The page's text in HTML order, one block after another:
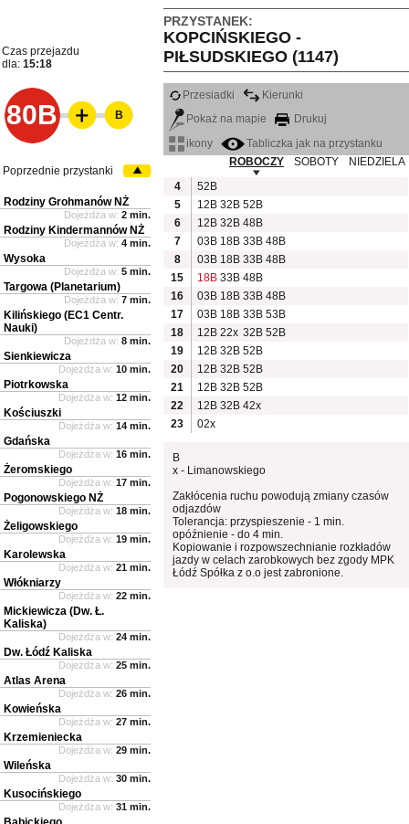
PRZYSTANEK:
KOPCIŃSKIEGO -
PIŁSUDSKIEGO (1147)
Czas przejazdu
dla: 15:18
80B
Przesiadki
Kierunki
Pokaż na mapie
Drukuj
ikony
Tabliczka jak na przystanku
ROBOCZY
SOBOTY
NIEDZIELA
4
52B
5
12B 32B 52B
6
12B 32B 48B
7
03B 18B 33B 48B
8
03B 18B 33B 48B
15
18B 33B 48B
16
03B 18B 33B 48B
17
03B 18B 33B 53B
18
12B 22x 32B 52B
19
12B 32B 52B
20
12B 32B 52B
21
12B 32B 52B
22
12B 32B 42x
23
02x
B
x - Limanowskiego
Zakłócenia ruchu powodują zmiany czasów
odjazdów
Tolerancja: przyspieszenie - 1 min.
opóźnienie - do 4 min.
Kopiowanie i rozpowszechnianie rozkładów
jazdy w celach zarobkowych bez zgody MPK
Łódź Spółka z o.o jest zabronione.
B
Poprzednie przystanki
Rodziny Grohmanów NŻ
Dojeżdża w: 2 min.
Rodziny Kindermannów NŻ
Dojeżdża w: 4 min.
Wysoka
Dojeżdża w: 5 min.
Targowa (Planetarium)
Dojeżdża w: 7 min.
Kilińskiego (EC1 Centr.
Nauki)
Dojeżdża w: 8 min.
Sienkiewicza
Dojeżdża w: 10 min.
Piotrkowska
Dojeżdża w: 12 min.
Kościuszki
Dojeżdża w: 14 min.
Gdańska
Dojeżdża w: 16 min.
Żeromskiego
Dojeżdża w: 17 min.
Pogonowskiego NŻ
Dojeżdża w: 18 min.
Żeligowskiego
Dojeżdża w: 19 min.
Karolewska
Dojeżdża w: 21 min.
Włókniarzy
Dojeżdża w: 22 min.
Mickiewicza (Dw. Ł.
Kaliska)
Dojeżdża w: 24 min.
Dw. Łódź Kaliska
Dojeżdża w: 25 min.
Atlas Arena
Dojeżdża w: 26 min.
Kowieńska
Dojeżdża w: 27 min.
Krzemieniecka
Dojeżdża w: 29 min.
Wileńska
Dojeżdża w: 30 min.
Kusocińskiego
Dojeżdża w: 31 min.